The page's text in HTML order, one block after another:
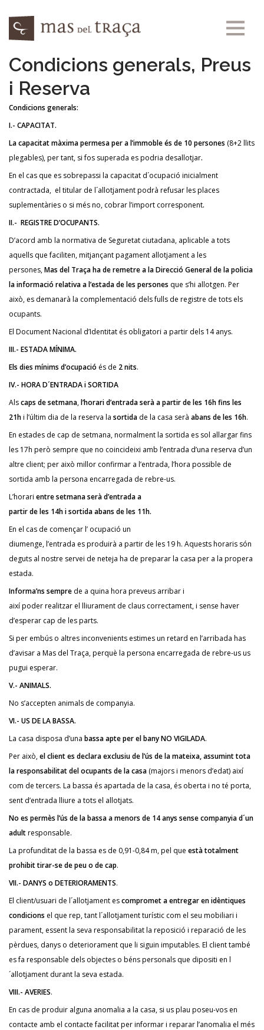
LA CASA
LES HABITACIONS
LA BASSA
TARIFES I RESERVES
ACTIVITATS
COM ARRIBAR
CA
Condicions generals, Preus
i Reserva
Condicions generals:
I.- CAPACITAT.
La capacitat màxima permesa per a l’immoble és de 10 persones (8+2 llits
plegables), per tant, si fos superada es podria desallotjar.
En el cas que es sobrepassi la capacitat d´ocupació inicialment
contractada, el titular de l´allotjament podrà refusar les places
suplementàries o si més no, cobrar l’import corresponent.
II.- REGISTRE D’OCUPANTS.
D’acord amb la normativa de Seguretat ciutadana, aplicable a tots
aquells que faciliten, mitjançant pagament allotjament a les
persones,Mas del Traça ha de remetre a la Direcció General de la policia
la informació relativa a l’estada de les persones que s’hi allotgen. Per
això, es demanarà la complementació dels fulls de registre de tots els
ocupants.
El Document Nacional d’Identitat és obligatori a partir dels 14 anys.
III.- ESTADA MÍNIMA.
Els dies mínims d’ocupació és de 2 nits.
IV.- HORA D´ENTRADA i SORTIDA
Alscaps de setmana,l’horari d’entrada serà a partir de les 16h fins les
21hi l’últim dia de la reserva la sortida de la casa serà abans de les 16h.
En estades de cap de setmana, normalment la sortida es sol allargar fins
les 17h però sempre que no coincideixi amb l’entrada d’una reserva d’un
altre client; per això millor confirmar a l’entrada, l’hora possible de
sortida amb la persona encarregada de rebre-us.
L’horari entre setmana serà d’entrada a
partir de les 14h i sortida abans de les 11h.
En el cas de començar l’ ocupació un
diumenge, l’entrada es produirà a partir de les 19 h. Aquests horaris són
deguts al nostre servei de neteja ha de preparar la casa per a la propera
estada.
Informa’ns sempre de a quina hora preveus arribar i
així poder realitzar el lliurament de claus correctament, i sense haver
d’esperar cap de les parts.
Si per embús o altres inconvenients estimes un retard en l’arribada has
d’avisar a Mas del Traça, perquè la persona encarregada de rebre-us us
pugui esperar.
V.- ANIMALS.
No s’accepten animals de companyia.
VI.- US DE LA BASSA.
La casa disposa d’una bassa apte per el bany NO VIGILADA.
Per això,el client es declara exclusiu de l’ús de la mateixa, assumint tota
la responsabilitat del ocupants de la casa (majors i menors d’edat) així
com de tercers. La bassa és apartada de la casa, és oberta i no té porta,
sent d’entrada lliure a tots el allotjats.
No es permès l’ús de la bassa a menors de 14 anys sense companyia d´un
adultresponsable.
La profunditat de la bassa es de 0,91-0,84 m, pel que està totalment
prohibit tirar-se de peu o de cap.
VII.- DANYS o DETERIORAMENTS.
El client/usuari de l´allotjament escompromet a entregar en idèntiques
condicions el que rep, tant l´allotjament turístic com el seu mobiliari i
parament, essent la seva responsabilitat la reposició i reparació de les
pèrdues, danys o deteriorament que li siguin imputables. El client també
es fa responsable dels objectes o béns personals que dipositi en l
´allotjament durant la seva estada.
VIII.- AVERIES.
En cas de produir alguna anomalia a la casa, si us plau poseu-vos en
contacte amb el contacte facilitat per informar i reparar l’anomalia el més